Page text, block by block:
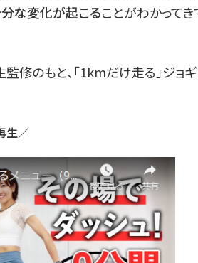
な変化が起こることがわかって
修のもと、「1kmだけ走る」ジョ
生／